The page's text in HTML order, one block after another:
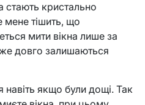
стають кристально
мене тішить, що
мити вікна лише за
довго залишаються
якщо були дощі. Так